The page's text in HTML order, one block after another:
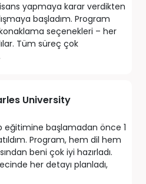
yapmaya karar verdikten
başladım. Program
seçenekleri – her
Tüm süreç çok
University
eğitimine başlamadan önce 1
Program, hem dil hem
beni çok iyi hazırladı.
her detayı planladı,